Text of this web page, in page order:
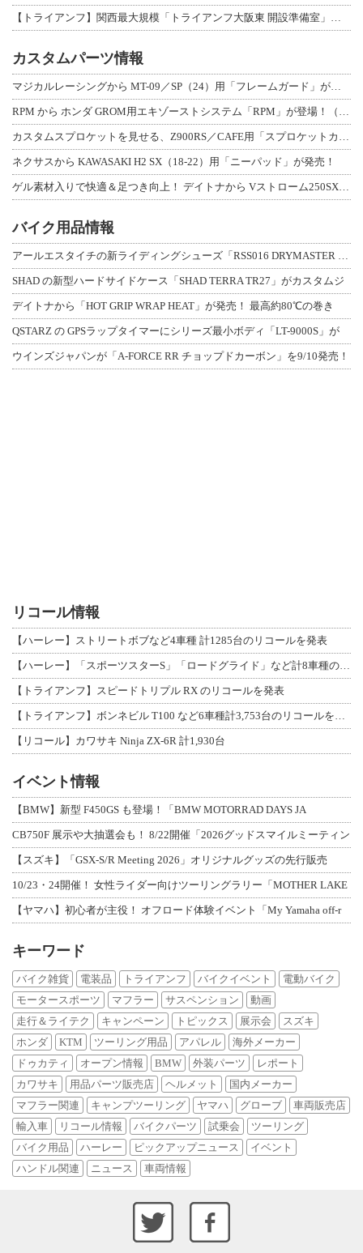
【トライアンフ】関西最大規模「トライアンフ大阪東 開設準備室」がオープン！ 限定
カスタムパーツ情報
マジカルレーシングから MT-09／SP（24）用「フレームガード」が登場！
RPM から ホンダ GROM用エキゾーストシステム「RPM」が登場！（動画あり
カスタムスプロケットを見せる、Z900RS／CAFE用「スプロケットカバーフルキ
ネクサスから KAWASAKI H2 SX（18-22）用「ニーパッド」が発売！
ゲル素材入りで快適＆足つき向上！ デイトナから Vストローム250SX用「快適ロ
バイク用品情報
アールエスタイチの新ライディングシューズ「RSS016 DRYMASTER スト
SHAD の新型ハードサイドケース「SHAD TERRA TR27」がカスタムジ
デイトナから「HOT GRIP WRAP HEAT」が発売！ 最高約80℃の巻き
QSTARZ の GPSラップタイマーにシリーズ最小ボディ「LT-9000S」が
ウインズジャパンが「A-FORCE RR チョップドカーボン」を9/10発売！
リコール情報
【ハーレー】ストリートボブなど4車種 計1285台のリコールを発表
【ハーレー】「スポーツスターS」「ロードグライド」など計8車種のリコールを発表
【トライアンフ】スピードトリプル RX のリコールを発表
【トライアンフ】ボンネビル T100 など6車種計3,753台のリコールを発表
【リコール】カワサキ Ninja ZX-6R 計1,930台
イベント情報
【BMW】新型 F450GS も登場！「BMW MOTORRAD DAYS JA
CB750F 展示や大抽選会も！ 8/22開催「2026グッドスマイルミーティン
【スズキ】「GSX-S/R Meeting 2026」オリジナルグッズの先行販売
10/23・24開催！ 女性ライダー向けツーリングラリー「MOTHER LAKE
【ヤマハ】初心者が主役！ オフロード体験イベント「My Yamaha off-r
キーワード
バイク雑貨 電装品 トライアンフ バイクイベント
電動バイク
モータースポーツ
マフラー サスペンション
動画
走行＆ライテク
キャンペーン トピックス 展示会
スズキ
ホンダ
KTM ツーリング用品 アパレル
海外メーカー
ドゥカティ
オープン情報 BMW 外装パーツ
レポート
カワサキ
用品パーツ販売店 ヘルメット
国内メーカー
マフラー関連
キャンプツーリング ヤマハ グローブ
車両販売店
輸入車
リコール情報 バイクパーツ 試乗会
ツーリング
バイク用品
ハーレー ピックアップニュース
イベント
ハンドル関連
ニュース 車両情報